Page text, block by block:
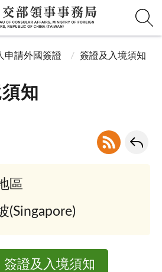
申請外國簽證 簽證及入境須知
知
區
(Singapore)
簽證及入境須知